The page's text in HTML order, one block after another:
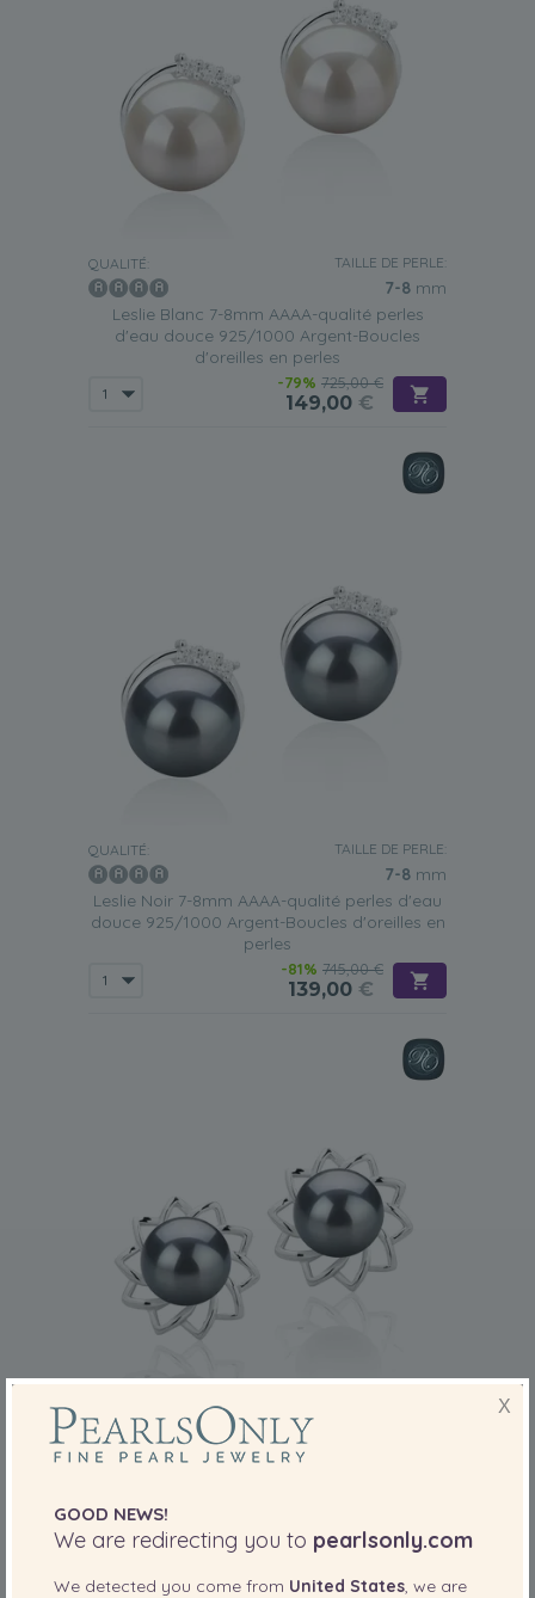
QUALITÉ: TAILLE DE PERLE:
7-8 mm
Leslie Blanc 7-8mm AAAA-qualité perles
d'eau douce 925/1000 Argent-Boucles
d'oreilles en perles
-79% 725,00 €
149,00 €
QUALITÉ: TAILLE DE PERLE:
7-8 mm
Leslie Noir 7-8mm AAAA-qualité perles d'eau
douce 925/1000 Argent-Boucles d'oreilles en
perles
-81% 745,00 €
139,00 €
QUALITÉ:
d'eau douce 925/1000 Argent-Boucles
d'oreilles en perles
-80%
159,00€
X
GOOD NEWS!
We are redirecting you to pearlsonly.com
We detected you come from United States, we are